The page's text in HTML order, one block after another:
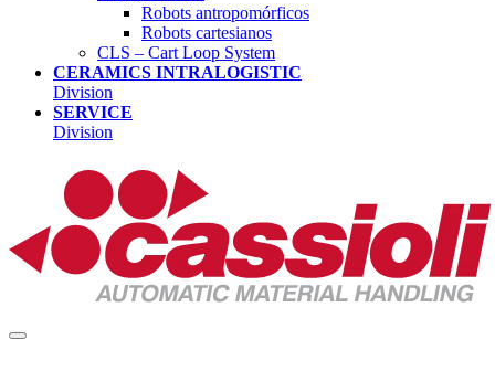
Robots antropomórficos
Robots cartesianos
CLS – Cart Loop System
CERAMICS INTRALOGISTIC
Division
SERVICE
Division